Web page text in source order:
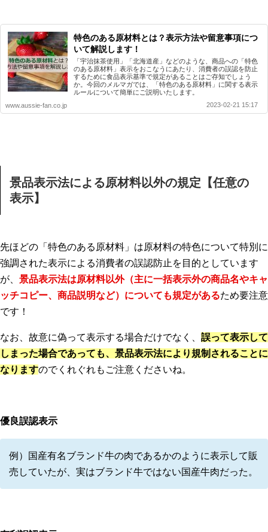
特色のある原材料とは？表示方法や留意事項につ
いて解説します！
「宇治抹茶使用」「北海道産」などのような、商品への「特色
のある原材料」表示をおこなうにあたり、消費者の誤認を防止
するために食品表示基準で規定があることはご存知でしょう
か。今回のメルマガでは、「特色のある原材料」に関する表示
ルールについて簡単にご説明いたします。
www.aussie-fan.co.jp
2023-02-21 15:17
景品表示法による原材料以外の規定【任意の
表示】
先ほどの「特色のある原材料」は原材料の特色について特別に
強調された表示による消費者の誤認防止を目的としています
が、 景品表示法は原材料以外（主に一括表示外の商品名やキャ
ッチコピー、商品説明など）についても規定があるため要注意
です！
なお、故意に偽って表示する場合だけでなく、 誤って表示して
しまった場合であっても、景品表示法により規制されることに
なりますのでくれぐれもご注意くださいね。
優良誤認表示
例）国産有名ブランド牛の肉であるかのように表示して販
売していたが、実はブランド牛ではない国産牛肉だった。